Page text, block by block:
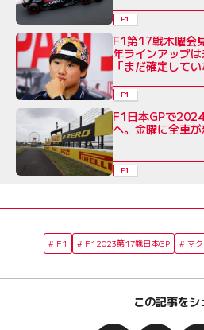
F1
F1第17戦木曜会
年ラインアップ
「まだ確定してい
F1
F1日本GPで
へ。金曜に全車
F1
F1 F12023第17戦日本GP マ
この記事をシ